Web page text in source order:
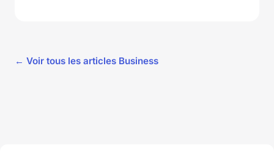
← Voir tous les articles Business